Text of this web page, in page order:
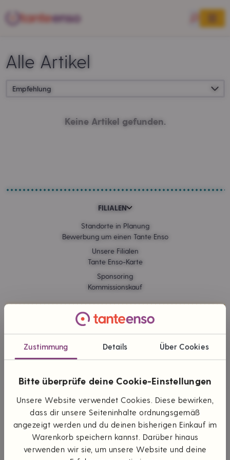
Zustimmung Details Über Cookies
Bitte überprüfe deine Cookie-Einstellungen
Unsere Website verwendet Cookies. Diese bewirken,
dass dir unsere Seiteninhalte ordnungsgemäß
angezeigt werden und du deinen bisherigen Einkauf im
Warenkorb speichern kannst. Darüber hinaus
verwenden wir sie, um unsere Website und deine
Alle Artikel
Keine Artikel gefunden.
FILIALEN
Standorte in Planung
Bewerbung um einen Tante Enso
Unsere Filialen
Tante Enso-Karte
Sponsoring
Kommissionskauf
ONLINE EINKAUFEN
UNTERNEHMEN
Die Idee
Unsere Werte
Teilhaberschaft